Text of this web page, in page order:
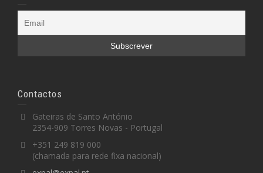
Contactos
Gateiras de Santo António
2354-909 Torres Novas - Portugal
+351 249 819 000
(chamada para rede fixa nacional)